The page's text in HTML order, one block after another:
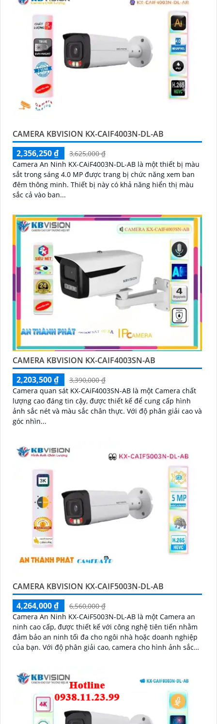
CAMERA KBVISION KX-CAIF4003N-DL-AB
2,356,250 ₫
3,625,000 ₫
Camera An Ninh KX-CAiF4003N-DL-AB là một thiết bị màu
sắt trong sáng 4.0 MP được trang bị chức năng xem ban
đêm thông minh. Thiết bị này có khả năng hiển thị màu
sắc cả vào ban...
CAMERA KBVISION KX-CAIF4003SN-AB
2,203,500 ₫
3,390,000 ₫
Camera quan sát KX-CAiF4003SN-AB là một Camera chất
lượng cao đáng tin cậy, được thiết kế để cung cấp hình
ảnh sắc nét và màu sắc chân thực. Với độ phân giải cao và
góc nhìn...
CAMERA KBVISION KX-CAIF5003N-DL-AB
4,264,000 ₫
6,560,000 ₫
Camera An Ninh KX-CAiF5003N-DL-AB là một Camera an
ninh cao cấp, được thiết kế với công nghệ tiên tiến nhằm
đảm bảo an ninh tối đa cho ngôi nhà hoặc doanh nghiệp
của bạn. Với độ phân giải cao, camera cho hình ảnh sắc